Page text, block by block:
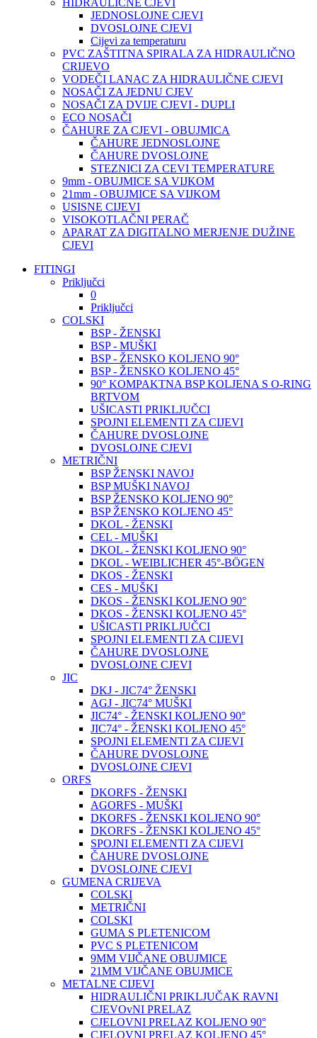
HIDRAULIČNE CJEVI
JEDNOSLOJNE CJEVI
DVOSLOJNE CJEVI
Cijevi za temperaturu
PVC ZAŠTITNA SPIRALA ZA HIDRAULIČNO
CRIJEVO
VODEČI LANAC ZA HIDRAULIČNE CJEVI
NOSAČI ZA JEDNU CJEV
NOSAČI ZA DVIJE CJEVI - DUPLI
ECO NOSAČI
ČAHURE ZA CJEVI - OBUJMICA
ČAHURE JEDNOSLOJNE
ČAHURE DVOSLOJNE
STEZNICI ZA CEVI TEMPERATURE
9mm - OBUJMICE SA VIJKOM
21mm - OBUJMICE SA VIJKOM
USISNE CIJEVI
VISOKOTLAČNI PERAČ
APARAT ZA DIGITALNO MERJENJE DUŽINE
CJEVI
FITINGI
Priključci
0
Priključci
COLSKI
BSP - ŽENSKI
BSP - MUŠKI
BSP - ŽENSKO KOLJENO 90°
BSP - ŽENSKO KOLJENO 45°
90° KOMPAKTNA BSP KOLJENA S O-RING
BRTVOM
UŠICASTI PRIKLJUČCI
SPOJNI ELEMENTI ZA CIJEVI
ČAHURE DVOSLOJNE
DVOSLOJNE CJEVI
METRIČNI
BSP ŽENSKI NAVOJ
BSP MUŠKI NAVOJ
BSP ŽENSKO KOLJENO 90°
BSP ŽENSKO KOLJENO 45°
DKOL - ŽENSKI
CEL - MUŠKI
DKOL - ŽENSKI KOLJENO 90°
DKOL - WEIBLICHER 45°-BÖGEN
DKOS - ŽENSKI
CES - MUŠKI
DKOS - ŽENSKI KOLJENO 90°
DKOS - ŽENSKI KOLJENO 45°
UŠICASTI PRIKLJUČCI
SPOJNI ELEMENTI ZA CIJEVI
ČAHURE DVOSLOJNE
DVOSLOJNE CJEVI
JIC
DKJ - JIC74° ŽENSKI
AGJ - JIC74° MUŠKI
JIC74° - ŽENSKI KOLJENO 90°
JIC74° - ŽENSKI KOLJENO 45°
SPOJNI ELEMENTI ZA CIJEVI
ČAHURE DVOSLOJNE
DVOSLOJNE CJEVI
ORFS
DKORFS - ŽENSKI
AGORFS - MUŠKI
DKORFS - ŽENSKI KOLJENO 90°
DKORFS - ŽENSKI KOLJENO 45°
SPOJNI ELEMENTI ZA CIJEVI
ČAHURE DVOSLOJNE
DVOSLOJNE CJEVI
GUMENA CRIJEVA
COLSKI
METRIČNI
COLSKI
GUMA S PLETENICOM
PVC S PLETENICOM
9MM VIJČANE OBUJMICE
21MM VIJČANE OBUJMICE
METALNE CIJEVI
HIDRAULIČNI PRIKLJUČAK RAVNI
CJEVOvNI PRELAZ
CJELOVNI PRELAZ KOLJENO 90°
CJELOVNI PRELAZ KOLJENO 45°